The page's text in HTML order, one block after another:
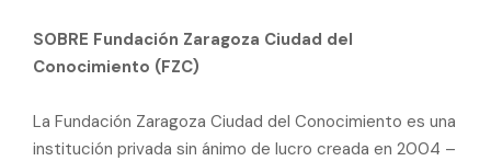
SOBRE Fundación Zaragoza Ciudad del
Conocimiento (FZC)
La Fundación Zaragoza Ciudad del Conocimiento es una
institución privada sin ánimo de lucro creada en 2004 –